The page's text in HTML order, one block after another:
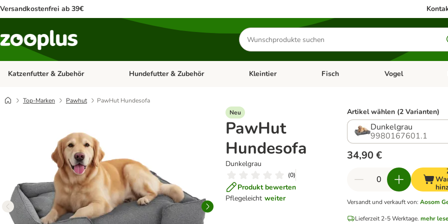
Versandkostenfrei ab 39€
Produkte
suchen
Katzenfutter & Zubehör Kategorie-Menü öffnen: Katzenfutter & Zubehör
Hundefutter & Zubehör Kategorie-Menü öffnen: Hundefutter & Zubehör
Kleintier Kategorie-Menü öffnen: Kleintier
Fisch Kategorie-Menü
Vogel
Top-Marken Pawhut
PawHut Hundesofa
Neu
PawHut
Hundesofa
Dunkelgrau
(0)
Produkt bewerten
Pflegeleicht weiter
Artikel wählen (2 Varianten)
Dunkelgrau
9980167601.1
34,90 €
Versandt und verkauft von: Aosom
Lieferzeit 2-5 Werktage. mehr